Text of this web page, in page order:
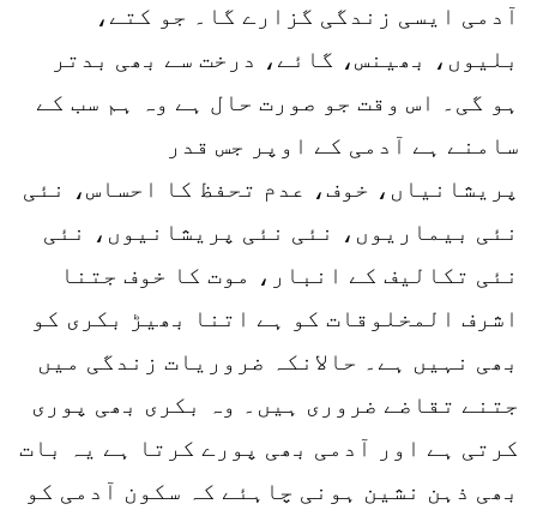
آدمی ایسی زندگی گزارے گا۔ جو کتے،
بلیوں، بھینس، گائے، درخت سے بھی بدتر
ہو گی۔ اس وقت جو صورت حال ہے وہ ہم سب کے
سامنے ہے آدمی کے اوپر جس قدر
پریشانیاں، خوف، عدم تحفظ کا احساس، نئی
نئی بیماریوں، نئی نئی پریشانیوں، نئی
نئی تکالیف کے انبار، موت کا خوف جتنا
اشرف المخلوقات کو ہے اتنا بھیڑ بکری کو
بھی نہیں ہے۔ حالانکہ ضروریات زندگی میں
جتنے تقاضے ضروری ہیں۔ وہ بکری بھی پوری
کرتی ہے اور آدمی بھی پورے کرتا ہے یہ بات
بھی ذہن نشین ہونی چاہئے کہ سکون آدمی کو